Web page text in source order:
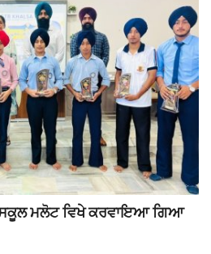
ਸਕੂਲ ਮਲੋਟ ਵਿਖੇ ਕਰਵਾਇਆ ਗਿਆ